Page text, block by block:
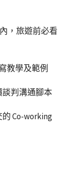
，旅遊前必看
教學及範例
談判溝通腳本
Co-working